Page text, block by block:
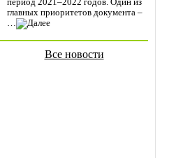
период 2021–2022 годов. Один из
главных приоритетов документа –
…
Все новости